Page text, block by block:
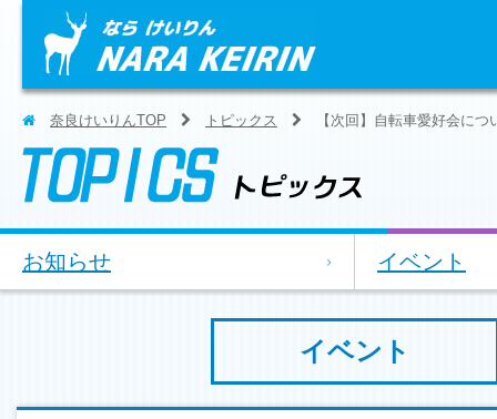
奈良けいりんTOP トピックス 【次回】自転車愛好会につ
お知らせ イベント
イベント